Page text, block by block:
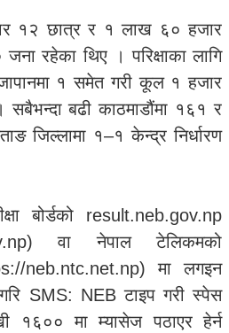
१२ छात्र र १ लाख ६० हजार
रहेका थिए । परिक्षाका लागि
१ समेत गरी कूल १ हजार
सबैभन्दा बढी काठमाडौंमा १६१ र
जिल्लामा १–१ केन्द्र निर्धारण
बोर्डको result.neb.gov.np
वा नेपाल टेलिकमको
neb.ntc.net.np) मा लगइन
SMS: NEB टाइप गरी स्पेस
१६०० मा म्यासेज पठाएर हेर्न